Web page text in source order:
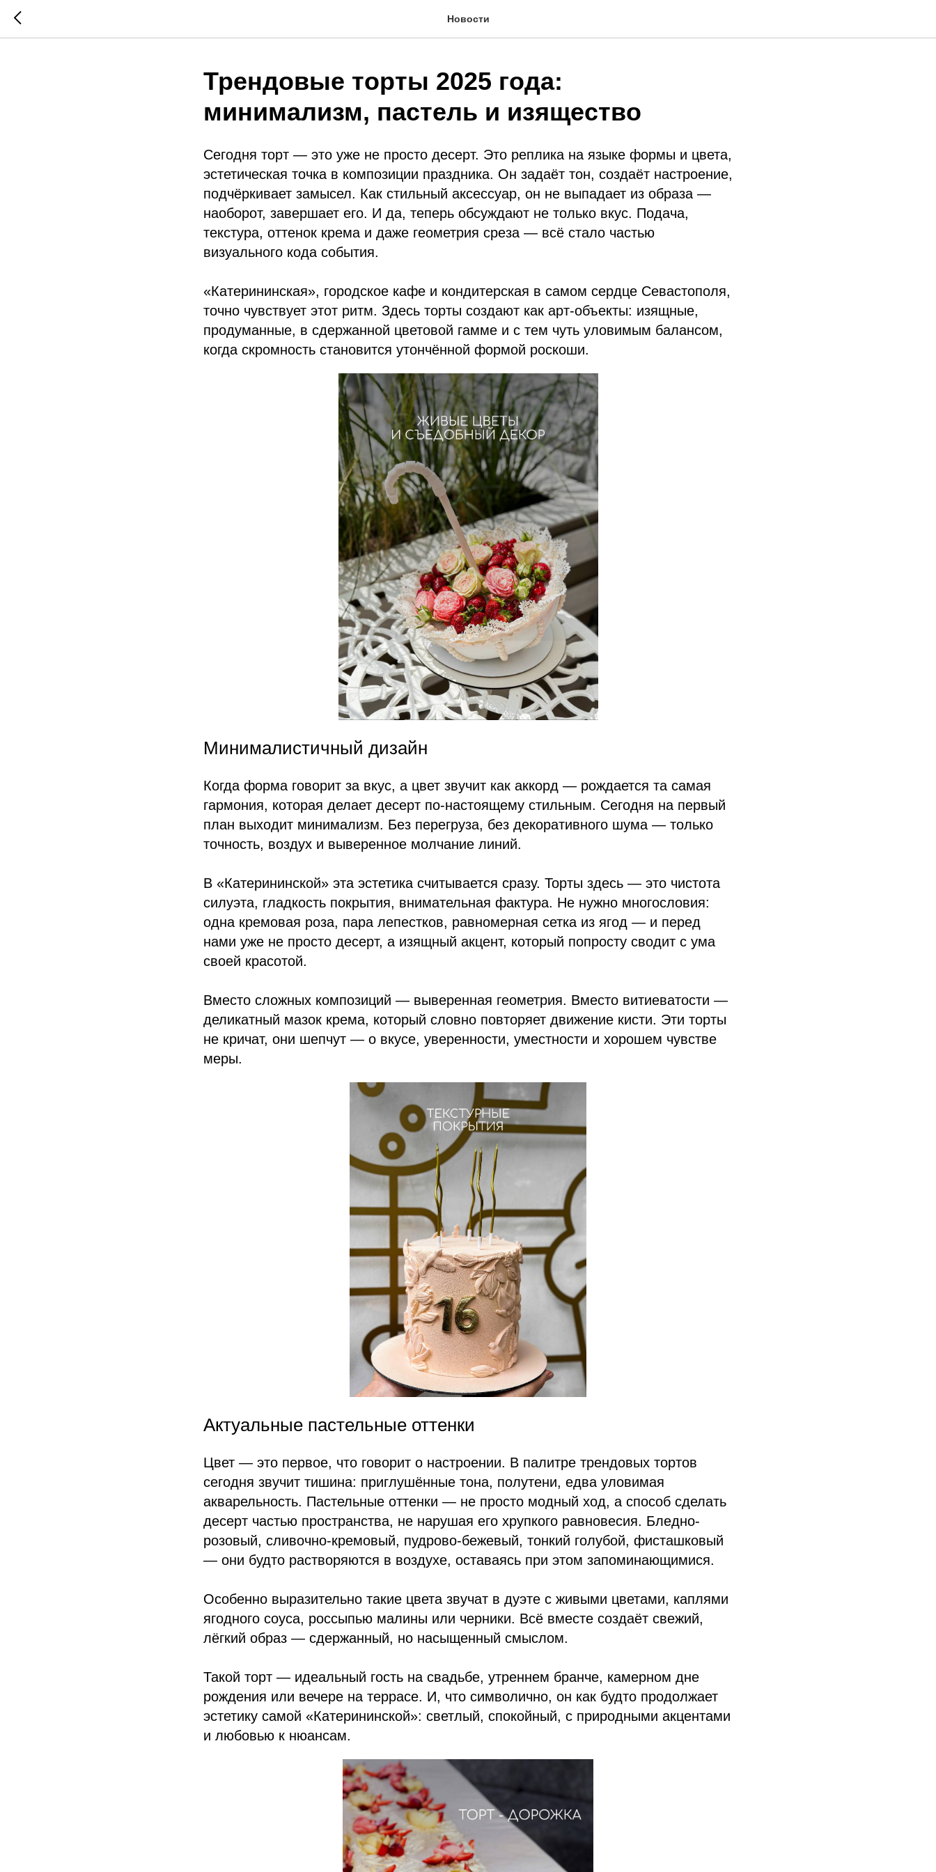
Новости
Трендовые торты 2025 года:
минимализм, пастель и изящество
Сегодня торт — это уже не просто десерт. Это реплика на языке формы и цвета,
эстетическая точка в композиции праздника. Он задаёт тон, создаёт настроение,
подчёркивает замысел. Как стильный аксессуар, он не выпадает из образа —
наоборот, завершает его. И да, теперь обсуждают не только вкус. Подача,
текстура, оттенок крема и даже геометрия среза — всё стало частью
визуального кода события.
«Катерининская», городское кафе и кондитерская в самом сердце Севастополя,
точно чувствует этот ритм. Здесь торты создают как арт-объекты: изящные,
продуманные, в сдержанной цветовой гамме и с тем чуть уловимым балансом,
когда скромность становится утончённой формой роскоши.
Минималистичный дизайн
Когда форма говорит за вкус, а цвет звучит как аккорд — рождается та самая
гармония, которая делает десерт по-настоящему стильным. Сегодня на первый
план выходит минимализм. Без перегруза, без декоративного шума — только
точность, воздух и выверенное молчание линий.
В «Катерининской» эта эстетика считывается сразу. Торты здесь — это чистота
силуэта, гладкость покрытия, внимательная фактура. Не нужно многословия:
одна кремовая роза, пара лепестков, равномерная сетка из ягод — и перед
нами уже не просто десерт, а изящный акцент, который попросту сводит с ума
своей красотой.
Вместо сложных композиций — выверенная геометрия. Вместо витиеватости —
деликатный мазок крема, который словно повторяет движение кисти. Эти торты
не кричат, они шепчут — о вкусе, уверенности, уместности и хорошем чувстве
меры.
Актуальные пастельные оттенки
Цвет — это первое, что говорит о настроении. В палитре трендовых тортов
сегодня звучит тишина: приглушённые тона, полутени, едва уловимая
акварельность. Пастельные оттенки — не просто модный ход, а способ сделать
десерт частью пространства, не нарушая его хрупкого равновесия. Бледно-
розовый, сливочно-кремовый, пудрово-бежевый, тонкий голубой, фисташковый
— они будто растворяются в воздухе, оставаясь при этом запоминающимися.
Особенно выразительно такие цвета звучат в дуэте с живыми цветами, каплями
ягодного соуса, россыпью малины или черники. Всё вместе создаёт свежий,
лёгкий образ — сдержанный, но насыщенный смыслом.
Такой торт — идеальный гость на свадьбе, утреннем бранче, камерном дне
рождения или вечере на террасе. И, что символично, он как будто продолжает
эстетику самой «Катерининской»: светлый, спокойный, с природными акцентами
и любовью к нюансам.